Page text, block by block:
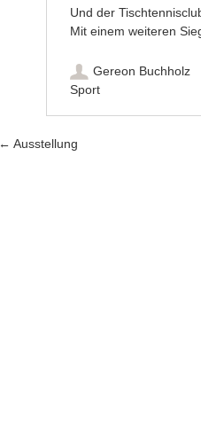
Und der
Mit einem weiteren
Gereon Buchholz
Sport
Artikel-Navigation
← Ausstellung